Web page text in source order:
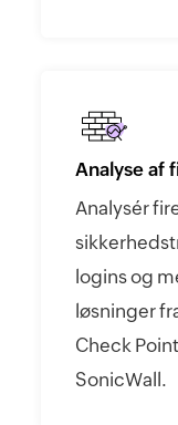
Analyse af
Analysér
logins og
løsninger
Check
SonicWall.